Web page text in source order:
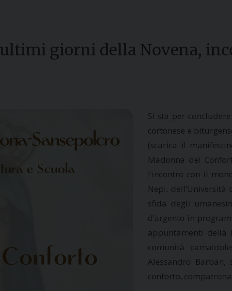
giorni della Novena,
Si sta per
cortonese e
(scarica il
Madonna del
l’incontro con il
Nepi,
sfida degli
d’argento in
appuntamenti della
comunità
Alessandro
conforto,